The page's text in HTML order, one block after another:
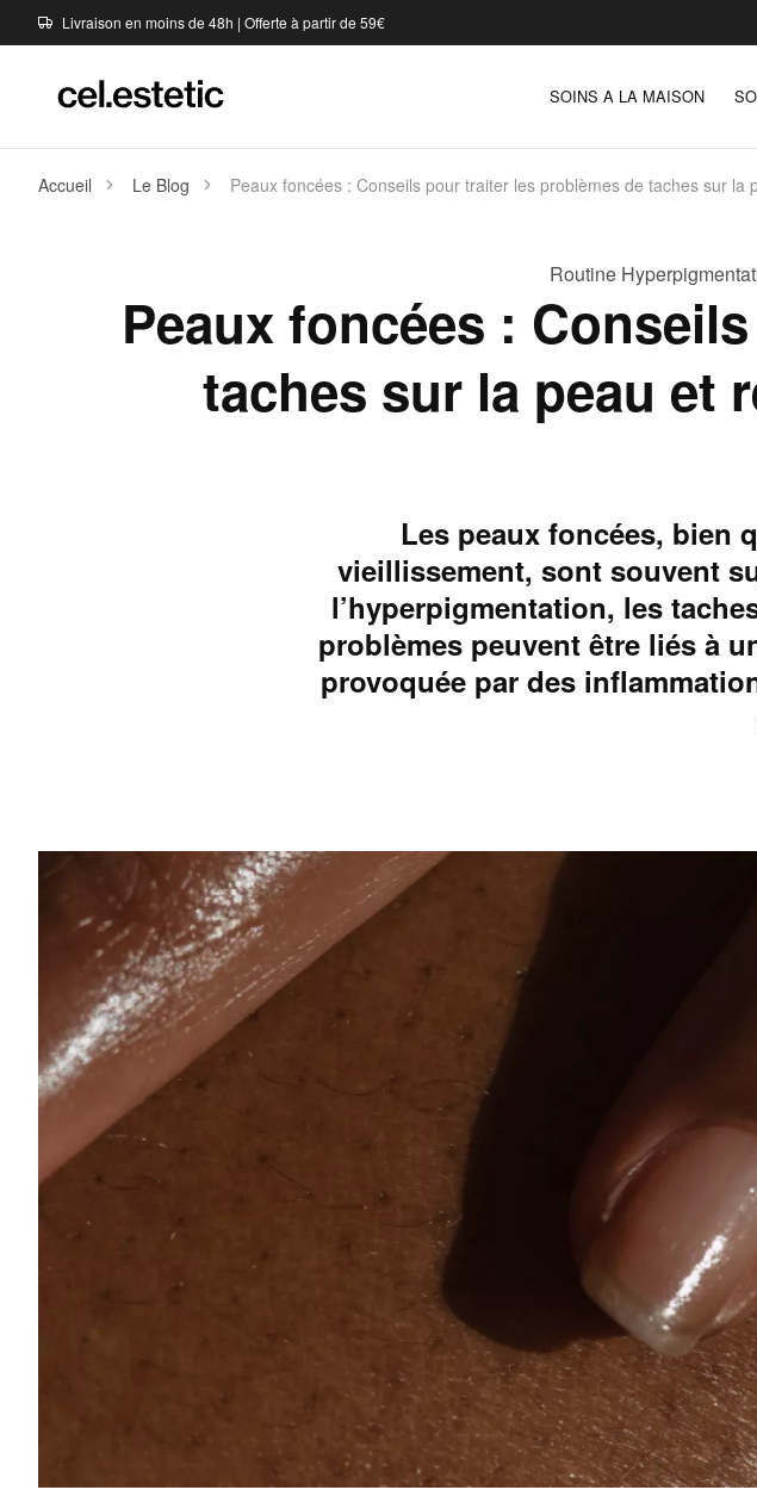
Livraison en moins de 48h | Offerte à partir de 59€
SOINS A LA MAISON
Accueil Le Blog Peaux foncées : Conseils pour traiter les problèmes de taches sur la
Routine
Peaux foncées :
taches sur la peau et
Les peaux foncées, bien
vieillissement, sont souvent
l’hyperpigmentation, les
problèmes peuvent être liés à
provoquée par des